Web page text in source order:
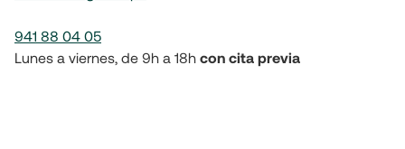
941 88 04 05
Lunes a viernes, de 9h a 18h con cita previa